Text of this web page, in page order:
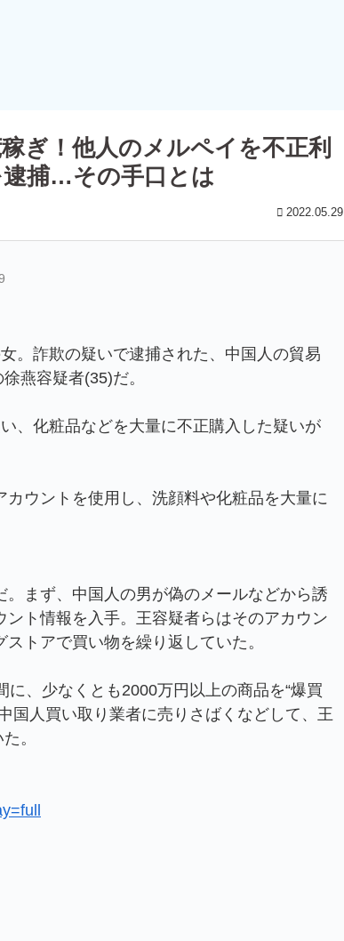
ぎ！他人のメルペイを不正利
捕…その手口とは
2022.05.29
。詐欺の疑いで逮捕された、中国人の貿易
燕容疑者(35)だ。
、化粧品などを大量に不正購入した疑いが
ウントを使用し、洗顔料や化粧品を大量に
まず、中国人の男が偽のメールなどから誘
ト情報を入手。王容疑者らはそのアカウン
トアで買い物を繰り返していた。
、少なくとも2000万円以上の商品を“爆買
国人買い取り業者に売りさばくなどして、王
。